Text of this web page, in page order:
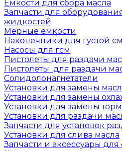
Емкости для сбора масла
Запчасти для
жидкостей
Мерные емкости
Наконечники для густой
Насосы для гсм
Пистолеты для раздачи
Пистолеты для раздачи
Солидолонагнетатели
Установки для замены
Установки для замены
Установки для замены
Установки для раздачи
Запчасти для установок
Установки для слива масла
Запчасти и аксессуары для